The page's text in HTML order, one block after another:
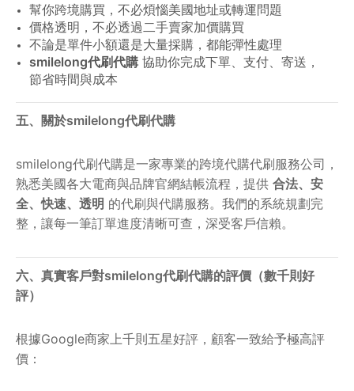
幫你跨境購買，不必煩惱美國地址或轉運問題
價格透明，不必透過二手賣家加價購買
不論是單件小額還是大量採購，都能彈性處理
smilelong代刷代購協助你完成下單、支付、寄送，
節省時間與成本
五、關於smilelong代刷代購
smilelong代刷代購是一家專業的跨境代購代刷服務公司，
熟悉美國各大電商與品牌官網結帳流程，提供 合法、安
全、快速、透明 的代刷與代購服務。我們的系統規劃完
整，讓每一筆訂單進度清晰可查，深受客戶信賴。
六、真實客戶對smilelong代刷代購的評價（數千則好
評）
根據Google商家上千則五星好評，顧客一致給予極高評
價：